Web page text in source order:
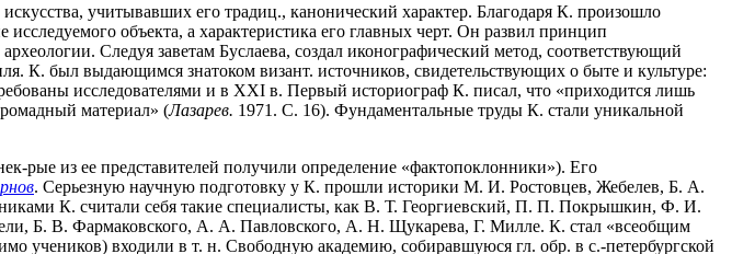
учитывавших его традиц., канонический характер. Благодаря К. произошло
объекта, а характеристика его главных черт. Он развил принцип
Следуя заветам Буслаева, создал иконографический метод, соответствующий
К. был выдающимся знатоком визант. источников, свидетельствующих о быте и культуре:
исследователями и в XXI в. Первый историограф К. писал, что «приходится лишь
материал» (Лазарев. 1971. С. 16). Фундаментальные труды К. стали уникальной
рые из ее представителей получили определение «фактопоклонники»). Его
. Серьезную научную подготовку у К. прошли историки М. И. Ростовцев, Жебелев, Б. А.
К. считали себя такие специалисты, как В. Т. Георгиевский, П. П. Покрышкин, Ф. И.
Б. В. Фармаковского, А. А. Павловского, А. Н. Щукарева, Г. Милле. К. стал «всеобщим
учеников) входили в т. н. Свободную академию, собиравшуюся гл. обр. в с.-петербургской